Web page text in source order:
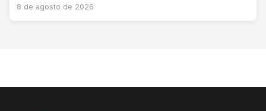
8 de agosto de 2026